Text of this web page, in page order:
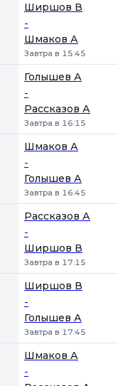
Ширшов В
-
Шмаков А
Завтра в 15:45
Голышев А
-
Рассказов А
Завтра в 16:15
Шмаков А
-
Голышев А
Завтра в 16:45
Рассказов А
-
Ширшов В
Завтра в 17:15
Ширшов В
-
Голышев А
Завтра в 17:45
Шмаков А
-